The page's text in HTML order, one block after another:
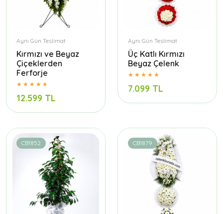
Aynı Gün Teslimat
Kırmızı ve Beyaz
Çiçeklerden
Ferforje
12.599 TL
Aynı Gün Teslimat
Üç Katlı Kırmızı
Beyaz Çelenk
7.099 TL
CB1852 CB1879